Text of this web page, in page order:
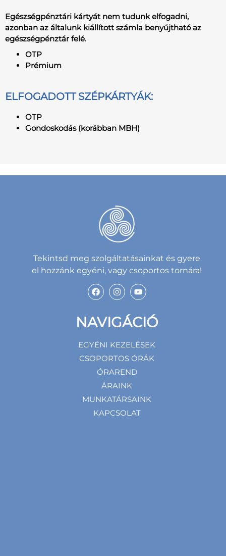
Egészségpénztári kártyát nem tudunk elfogadni,
azonban az általunk kiállított számla benyújtható az
egészségpénztár felé.
OTP
Prémium
ELFOGADOTT SZÉPKÁRTYÁK:
OTP
Gondoskodás (korábban MBH)
Tekintsd meg szolgáltatásainkat és gyere
el hozzánk egyéni, vagy csoportos tornára!
NAVIGÁCIÓ
EGYÉNI KEZELÉSEK
CSOPORTOS ÓRÁK
ÓRAREND
ÁRAINK
MUNKATÁRSAINK
KAPCSOLAT